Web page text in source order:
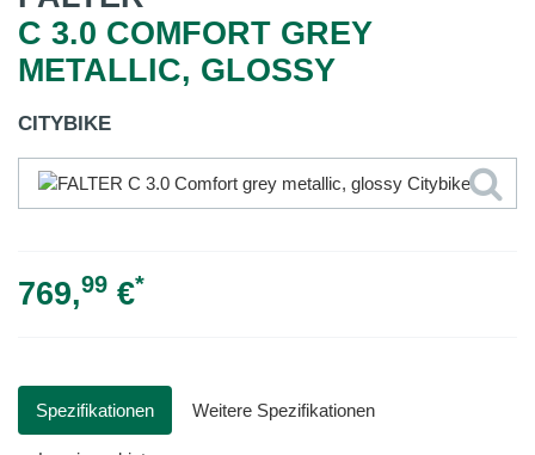
C 3.0 COMFORT GREY
METALLIC, GLOSSY
CITYBIKE
769,99 €*
Spezifikationen Weitere Spezifikationen